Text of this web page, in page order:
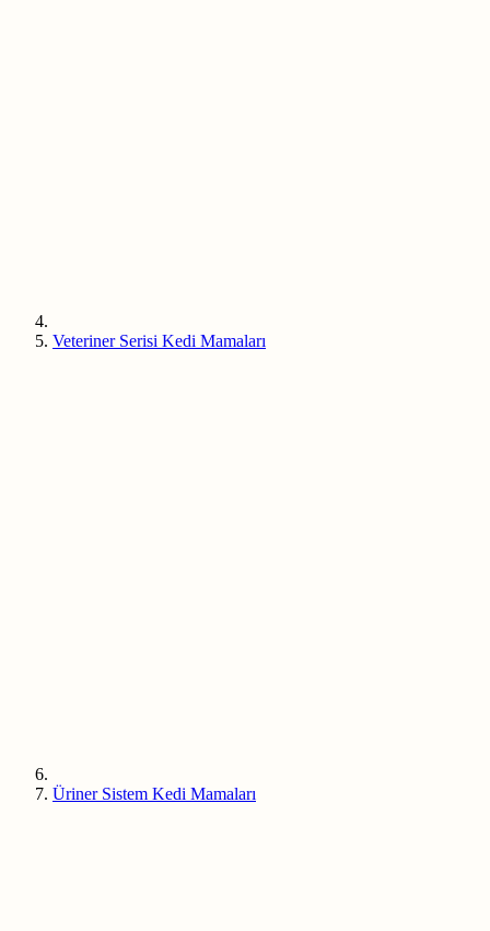
Veteriner Serisi Kedi Mamaları
Üriner Sistem Kedi Mamaları